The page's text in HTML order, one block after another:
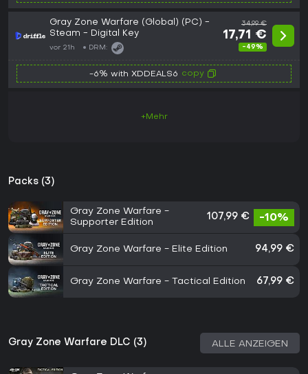
Gray Zone Warfare (Global) (PC) -
Steam - Digital Key
vor 21h DRM:
34,99 €
17,71 €
-49%
-6% with XDDEALS6 copy
+Mehr
Packs (3)
Gray Zone Warfare -
Supporter Edition
107,99 € -10%
Gray Zone Warfare - Elite Edition 94,99 €
Gray Zone Warfare - Tactical Edition 67,99 €
Gray Zone Warfare DLC (3) ALLE ANZEIGEN